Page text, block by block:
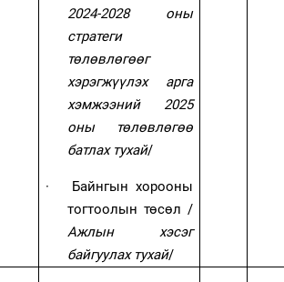
2024-2028 оны
стратеги
төлөвлөгөөг
хэрэгжүүлэх арга
хэмжээний 2025
оны төлөвлөгөө
батлах тухай/
·
Байнгын хорооны
тогтоолын төсөл /
Ажлын хэсэг
байгуулах тухай/